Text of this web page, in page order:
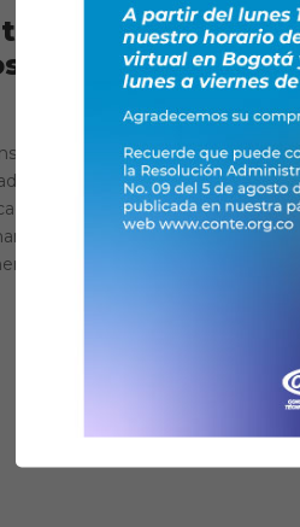
transición
técnicos
Nacional de Técnicos
académica en el Centro
en Bogotá, con la
su compromiso con la
en Colombia. La